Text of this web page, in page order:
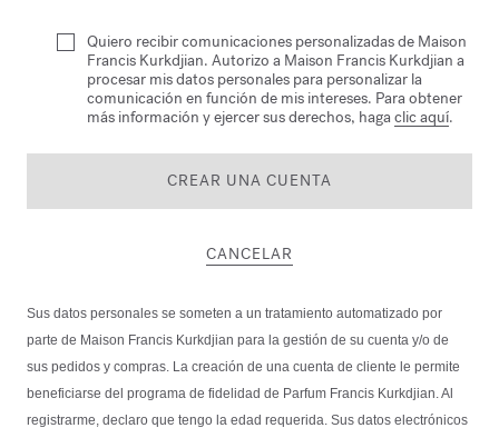
Quiero recibir comunicaciones personalizadas de Maison
Francis Kurkdjian. Autorizo a Maison Francis Kurkdjian a
procesar mis datos personales para personalizar la
comunicación en función de mis intereses. Para obtener
más información y ejercer sus derechos, hagaclic aquí.
CREAR UNA CUENTA
CANCELAR
Sus datos personales se someten a un tratamiento automatizado por
parte de Maison Francis Kurkdjian para la gestión de su cuenta y/o de
sus pedidos y compras. La creación de una cuenta de cliente le permite
beneficiarse del programa de fidelidad de Parfum Francis Kurkdjian. Al
registrarme, declaro que tengo la edad requerida. Sus datos electrónicos